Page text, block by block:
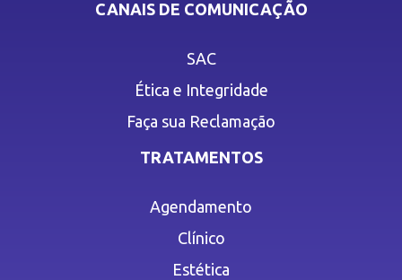
CANAIS DE COMUNICAÇÃO
SAC
Ética e Integridade
Faça sua Reclamação
TRATAMENTOS
Agendamento
Clínico
Estética